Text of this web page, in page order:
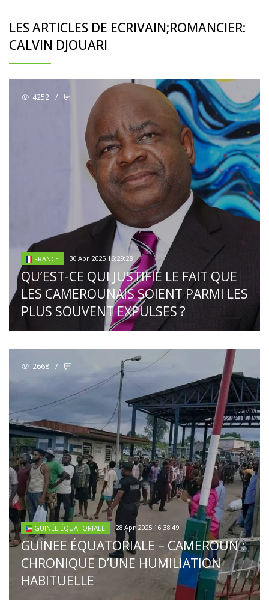
LES ARTICLES DE ECRIVAIN;ROMANCIER:
CALVIN DJOUARI
4252 /
FRANCE 30 Apr 2025 16:29:28
QU’EST-CE QUI JUSTIFIE LE FAIT QUE
LES CAMEROUNAIS SOIENT PARMI LES
PLUS SOUVENT EXPULSES ?
2668 /
GUINÉE ÉQUATORIALE 28 Apr 2025 16:38:49
GUINEE ÉQUATORIALE – CAMEROUN :
CHRONIQUE D’UNE HUMILIATION
HABITUELLE